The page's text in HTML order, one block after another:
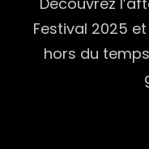
Festival 2025
hors du